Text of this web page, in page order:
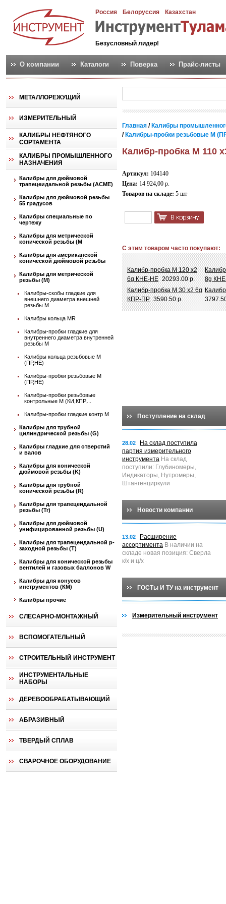
Россия Белоруссия Казахстан
Безусловный лидер!
О компании Каталоги Поверка Прайс-листы
МЕТАЛЛОРЕЖУЩИЙ
ИЗМЕРИТЕЛЬНЫЙ
КАЛИБРЫ НЕФТЯНОГО
СОРТАМЕНТА
КАЛИБРЫ ПРОМЫШЛЕННОГО
НАЗНАЧЕНИЯ
Калибры для дюймовой
трапецеидальной резьбы (АСМЕ)
Калибры для дюймовой резьбы
55 градусов
Калибры специальные по
чертежу
Калибры для метрической
конической резьбы (М
Калибры для американской
конической дюймовой резьбы
Калибры для метрической
резьбы (М)
Калибры-скобы гладкие для
внешнего диаметра внешней
резьбы М
Калибры кольца MR
Калибры-пробки гладкие для
внутреннего диаметра внутренней
резьбы М
Калибры кольца резьбовые М
(ПР,НЕ)
Калибры-пробки резьбовые М
(ПР,НЕ)
Калибры-пробки резьбовые
контрольные М (КИ,КПР,...
Калибры-пробки гладкие контр М
Калибры для трубной
цилиндрической резьбы (G)
Калибры гладкие для отверстий
и валов
Калибры для конической
дюймовой резьбы (K)
Калибры для трубной
конической резьбы (R)
Калибры для трапецеидальной
резьбы (Tr)
Калибры для дюймовой
унифицированной резьбы (U)
Калибры для трапецеидальной p-
заходной резьбы (T)
Калибры для конической резьбы
вентилей и газовых баллонов W
Калибры для конусов
инструментов (КМ)
Калибры прочие
СЛЕСАРНО-МОНТАЖНЫЙ
ВСПОМОГАТЕЛЬНЫЙ
СТРОИТЕЛЬНЫЙ ИНСТРУМЕНТ
ИНСТРУМЕНТАЛЬНЫЕ
НАБОРЫ
ДЕРЕВООБРАБАТЫВАЮЩИЙ
АБРАЗИВНЫЙ
ТВЕРДЫЙ СПЛАВ
СВАРОЧНОЕ ОБОРУДОВАНИЕ
Главная / Калибры
/ Калибры-пробки резьбовые М
Калибр-пробка М 110
Артикул: 104140
Цена: 14 924,00 р.
Товаров на складе: 5 шт
С этим товаром часто покупают:
Калибр-пробка М 120 х2
6g КНЕ-НЕ 20293.00 р.
8g
Калибр-пробка М 30 х2 6g
КПР-ПР 3590.50 р.
Поступление на склад
28.02
На склад поступила
партия измерительного
инструмента На склад
поступили: Глубиномеры,
Индикаторы, Нутромеры,
Штангенциркули
Новости компании
13.02
Расширение
ассортимента В наличии на
складе новая позиция: Сверла
к/х и ц/х
ГОСТы И ТУ на инструмент
Измерительный инструмент